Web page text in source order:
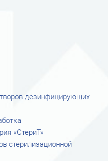
дезинфицирующих
«СтериТ»
стерилизационной